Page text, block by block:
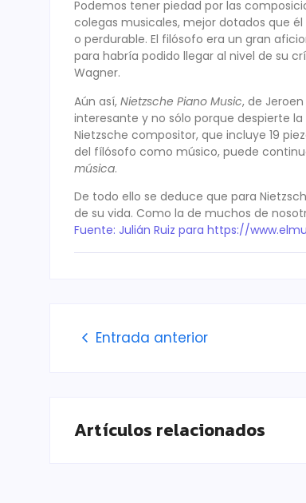
Podemos tener piedad por las
colegas musicales, mejor dotados que
o perdurable. El filósofo era un gran
para habría podido llegar al nivel de su
Wagner.
Aún así, Nietzsche Piano Music, de
interesante y no sólo porque despierte
Nietzsche compositor, que incluye 19
del fílósofo como músico, puede
música.
De todo ello se deduce que para
de su vida. Como la de muchos de
Fuente: Julián Ruiz para https://
Entrada anterior
Artículos relacionados